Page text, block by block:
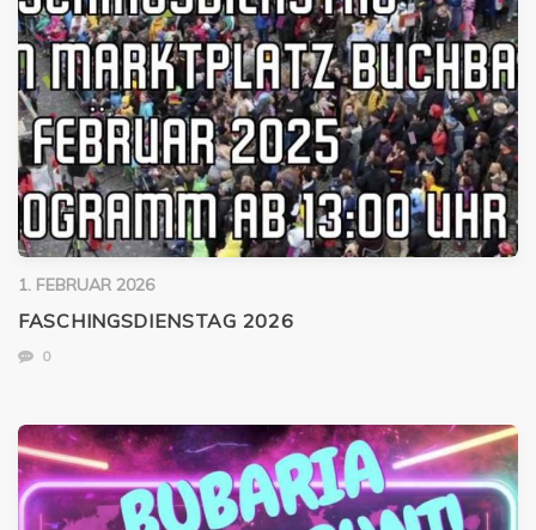
1. FEBRUAR 2026
FASCHINGSDIENSTAG 2026
0